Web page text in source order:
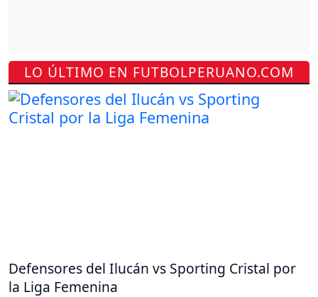
LO ÚLTIMO EN FUTBOLPERUANO.COM
Defensores del Ilucán vs Sporting Cristal por
la Liga Femenina